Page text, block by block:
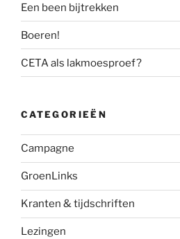
Een been bijtrekken
Boeren!
CETA als lakmoesproef?
CATEGORIEËN
Campagne
GroenLinks
Kranten & tijdschriften
Lezingen